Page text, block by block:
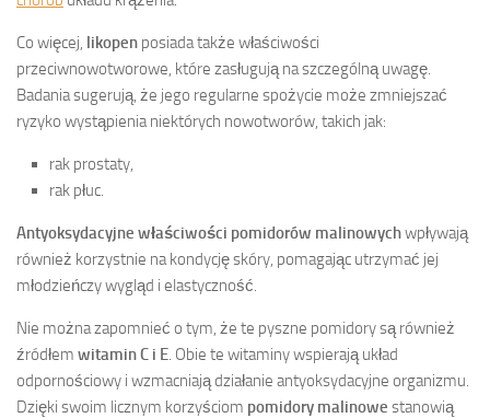
Co więcej, likopen posiada także właściwości
przeciwnowotworowe, które zasługują na szczególną uwagę.
Badania sugerują, że jego regularne spożycie może zmniejszać
ryzyko wystąpienia niektórych nowotworów, takich jak:
rak prostaty,
rak płuc.
Antyoksydacyjne właściwości pomidorów malinowychwpływają
również korzystnie na kondycję skóry, pomagając utrzymać jej
młodzieńczy wygląd i elastyczność.
Nie można zapomnieć o tym, że te pyszne pomidory są również
źródłem witamin C i E. Obie te witaminy wspierają układ
odpornościowy i wzmacniają działanie antyoksydacyjne organizmu.
Dzięki swoim licznym korzyściom pomidory malinowe stanowią